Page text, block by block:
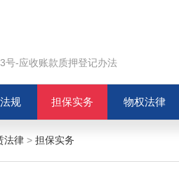
号-应收账款质押登记办法
规 担保实务 物权法律
法律 > 担保实务